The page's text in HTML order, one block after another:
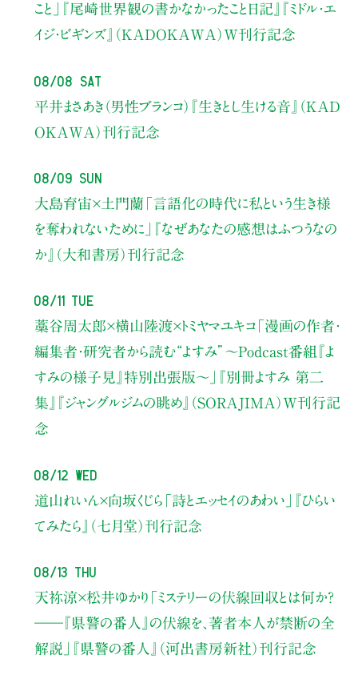
こと」
『尾崎世界観の書かなかったこと日記』『ミドル・エ
イジ・ビギンズ』（KADOKAWA）W刊行記念
08/08 Sat
平井まさあき（男性ブランコ） 『生きとし生ける音』（KAD
OKAWA）刊行記念
08/09 Sun
大島育宙×土門蘭 「言語化の時代に私という生き様
を奪われないために」
『なぜあなたの感想はふつうなの
か』（大和書房）刊行記念
08/11 Tue
藁谷周太郎×横山陸渡×トミヤマユキコ「漫画の作者・
編集者・研究者から読む“よすみ” 〜Podcast番組『よ
すみの様子見』特別出張版〜」
『別冊よすみ 第二
集』『ジャングルジムの眺め』（SORAJIMA）W刊行記
念
08/12 Wed
道山れいん×向坂くじら 「詩とエッセイのあわい」
『ひらい
てみたら』（七月堂）刊行記念
08/13 Thu
天祢涼×松井ゆかり 「ミステリーの伏線回収とは何か？
――『県警の番人』の伏線を、著者本人が禁断の全
解説」
『県警の番人』（河出書房新社）刊行記念